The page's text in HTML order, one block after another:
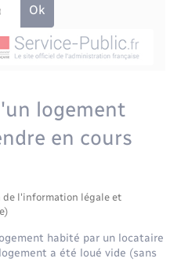
de l’espace
logement
en cours
l'information légale et
habité par un locataire
a été loué vide (sans